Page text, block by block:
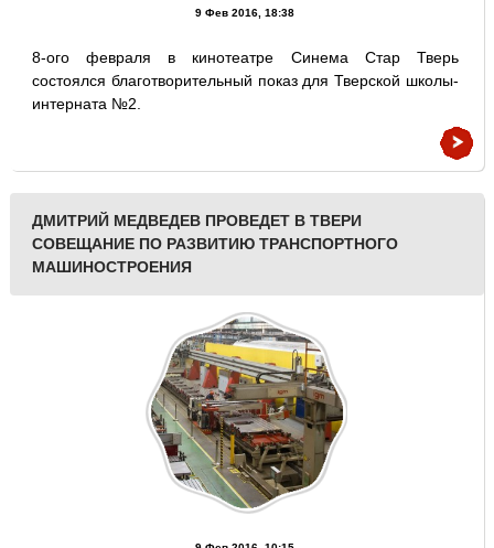
9 Фев 2016, 18:38
8-ого февраля в кинотеатре Синема Стар Тверь
состоялся благотворительный показ для Тверской школы-
интерната №2.
ДМИТРИЙ МЕДВЕДЕВ ПРОВЕДЕТ В ТВЕРИ
СОВЕЩАНИЕ ПО РАЗВИТИЮ ТРАНСПОРТНОГО
МАШИНОСТРОЕНИЯ